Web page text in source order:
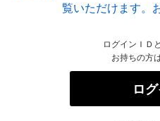
覧いただけます。
ログインＩＤ
お持ちの方
ロ